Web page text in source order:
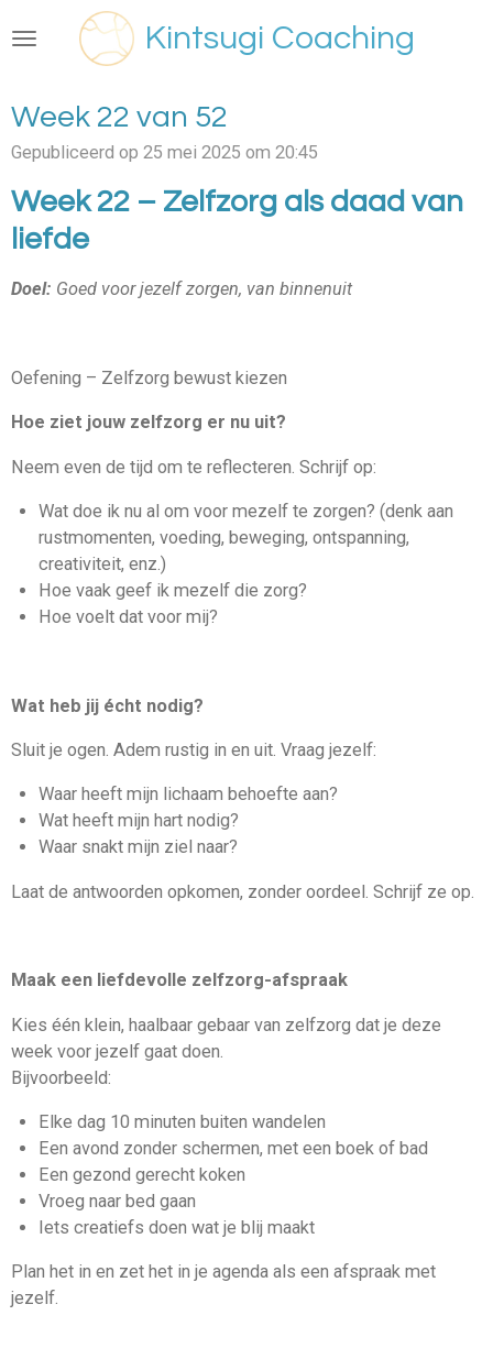
direct
de
hoofdinhoud
Kintsugi Coaching
Week 22 van 52
Gepubliceerd op 25 mei 2025 om 20:45
Week 22 – Zelfzorg als daad van
liefde
Doel: Goed voor jezelf zorgen, van binnenuit
Oefening – Zelfzorg bewust kiezen
Hoe ziet jouw zelfzorg er nu uit?
Neem even de tijd om te reflecteren. Schrijf op:
Wat doe ik nu al om voor mezelf te zorgen? (denk aan
rustmomenten, voeding, beweging, ontspanning,
creativiteit, enz.)
Hoe vaak geef ik mezelf die zorg?
Hoe voelt dat voor mij?
Wat heb jij écht nodig?
Sluit je ogen. Adem rustig in en uit. Vraag jezelf:
Waar heeft mijn lichaam behoefte aan?
Wat heeft mijn hart nodig?
Waar snakt mijn ziel naar?
Laat de antwoorden opkomen, zonder oordeel. Schrijf ze op.
Maak een liefdevolle zelfzorg-afspraak
Kies één klein, haalbaar gebaar van zelfzorg dat je deze
week voor jezelf gaat doen.
Bijvoorbeeld:
Elke dag 10 minuten buiten wandelen
Een avond zonder schermen, met een boek of bad
Een gezond gerecht koken
Vroeg naar bed gaan
Iets creatiefs doen wat je blij maakt
Plan het in en zet het in je agenda als een afspraak met
jezelf.